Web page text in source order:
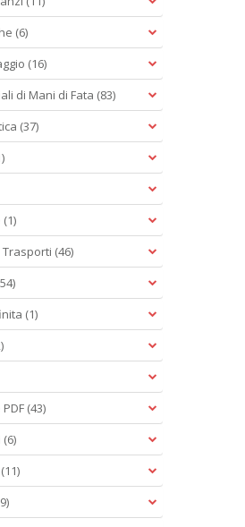
(6)
(16)
di Mani di Fata (83)
(37)
(1)
(46)
(1)
(43)
(6)
(11)